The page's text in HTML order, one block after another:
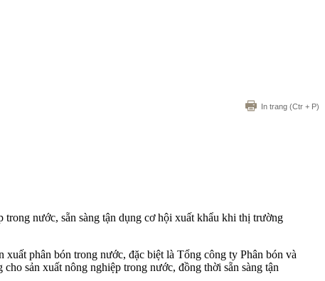
In trang (Ctr + P)
nước, sẵn sàng tận dụng cơ hội xuất khẩu khi thị trường
phân bón trong nước, đặc biệt là Tổng công ty Phân bón và
sản xuất nông nghiệp trong nước, đồng thời sẵn sàng tận